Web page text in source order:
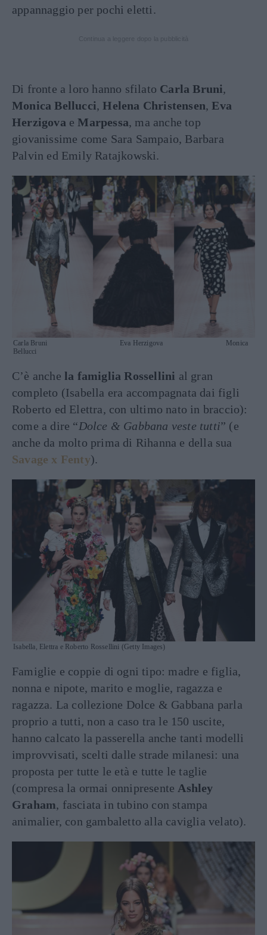
appannaggio per pochi eletti.
Di fronte a loro hanno sfilato Carla Bruni,
Monica Bellucci,Helena Christensen,Eva
Herzigova eMarpessa, ma anche top
giovanissime come Sara Sampaio, Barbara
Palvin ed Emily Ratajkowski.
Carla Bruni Eva Herzigova Monica
Bellucci
C’è anche la famiglia Rossellini al gran
completo (Isabella era accompagnata dai figli
Roberto ed Elettra, con ultimo nato in braccio):
come a dire “Dolce & Gabbana veste tutti” (e
anche da molto prima di Rihanna e della sua
Savage x Fenty).
Isabella, Elettra e Roberto Rossellini (Getty Images)
Famiglie e coppie di ogni tipo: madre e figlia,
nonna e nipote, marito e moglie, ragazza e
ragazza. La collezione Dolce & Gabbana parla
proprio a tutti, non a caso tra le 150 uscite,
hanno calcato la passerella anche tanti modelli
improvvisati, scelti dalle strade milanesi: una
proposta per tutte le età e tutte le taglie
(compresa la ormai onnipresente Ashley
Graham, fasciata in tubino con stampa
animalier, con gambaletto alla caviglia velato).